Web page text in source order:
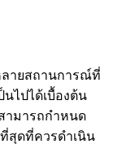
ลายสถานการณ์ที่
นไปได้เบื้องต้น
ามารถกำหนด
สุดที่ควรดำเนิน